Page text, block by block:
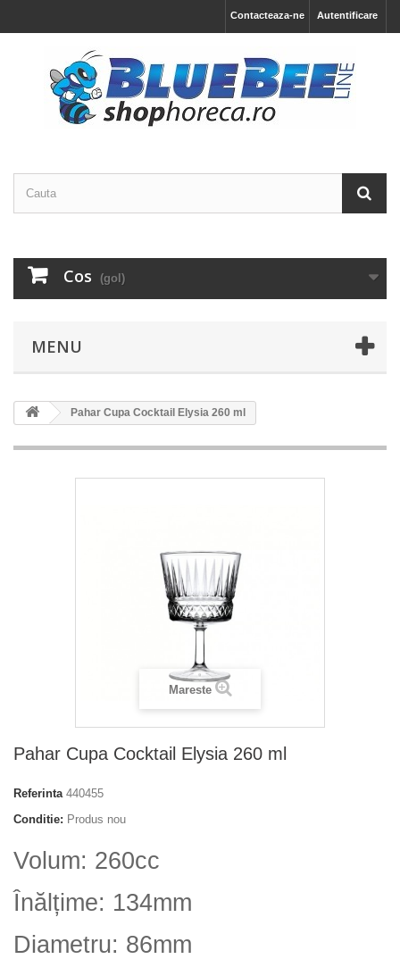
Autentificare
Contacteaza-ne
Cos (gol)
MENU
Pahar Cupa Cocktail Elysia 260 ml
Mareste
Pahar Cupa Cocktail Elysia 260 ml
Referinta 440455
Conditie: Produs nou
Volum: 260cc
Înălțime: 134mm
Diametru: 86mm